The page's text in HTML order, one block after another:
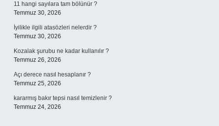
11 hangi sayılara tam bölünür ?
Temmuz 30, 2026
İyilikle ilgili atasözleri nelerdir ?
Temmuz 30, 2026
Kozalak şurubu ne kadar kullanılır ?
Temmuz 26, 2026
Açı derece nasıl hesaplanır ?
Temmuz 25, 2026
kararmış bakır tepsi nasıl temizlenir ?
Temmuz 24, 2026